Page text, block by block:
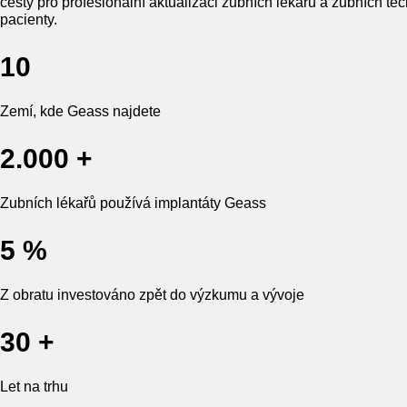
pacienty.
10
Zemí, kde Geass najdete
2.000 +
Zubních lékařů používá implantáty Geass
5 %
Z obratu investováno zpět do výzkumu a vývoje
30 +
Let na trhu